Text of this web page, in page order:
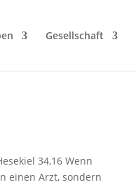
Gesellschaft
34,16 Wenn
einen Arzt, sondern